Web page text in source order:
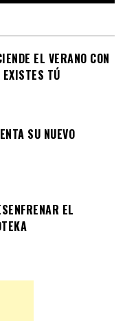
EL VERANO CON
EXISTES TÚ
SU NUEVO
EL